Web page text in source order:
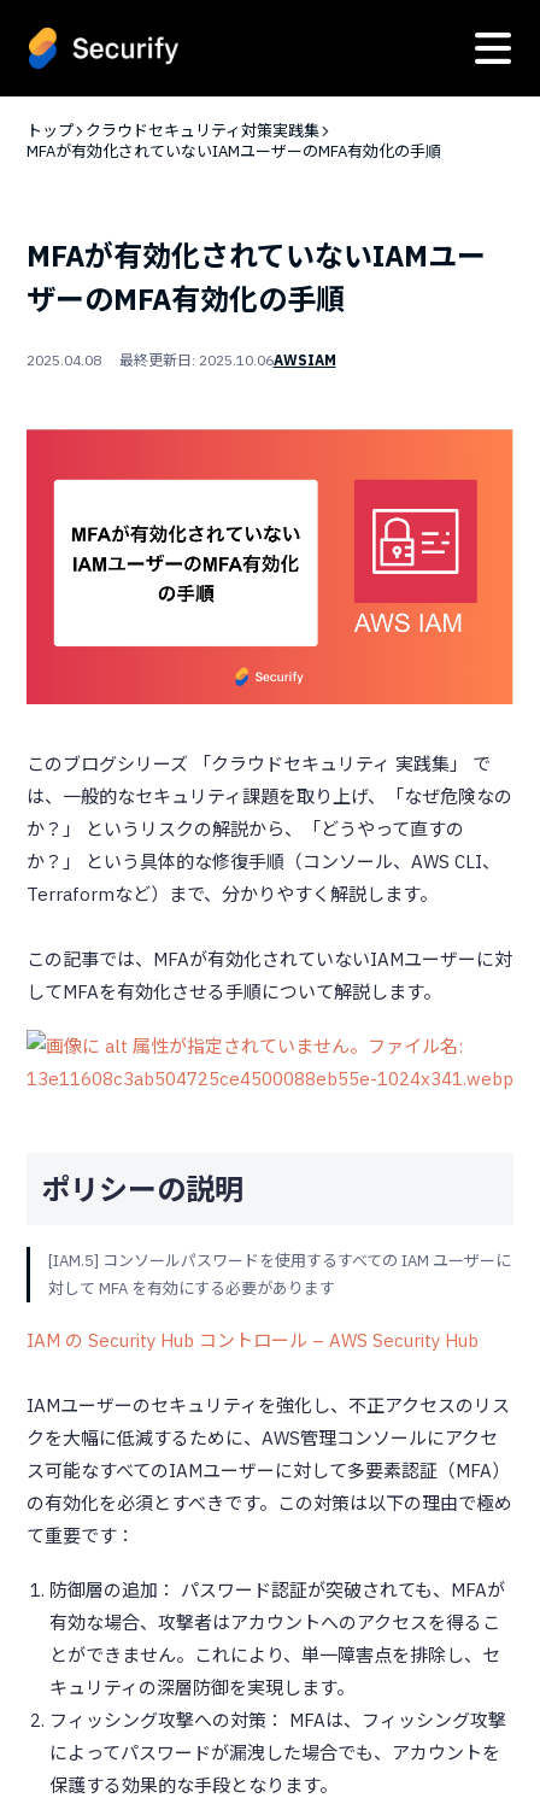
トップ
クラウドセキュリティ対策実践集
MFAが有効化されていないIAMユーザーのMFA有効化の手順
MFAが有効化されていないIAMユー
ザーのMFA有効化の手順
2025.04.08 最終更新日: 2025.10.06AWSIAM
このブログシリーズ 「クラウドセキュリティ 実践集」 で
は、一般的なセキュリティ課題を取り上げ、「なぜ危険なの
か？」 というリスクの解説から、「どうやって直すの
か？」 という具体的な修復手順（コンソール、AWS CLI、
Terraformなど）まで、分かりやすく解説します。
この記事では、MFAが有効化されていないIAMユーザーに対
してMFAを有効化させる手順について解説します。
ポリシーの説明
[IAM.5] コンソールパスワードを使用するすべての IAM ユーザーに
対して MFA を有効にする必要があります
IAM の Security Hub コントロール – AWS Security Hub
IAMユーザーのセキュリティを強化し、不正アクセスのリス
クを大幅に低減するために、AWS管理コンソールにアクセ
ス可能なすべてのIAMユーザーに対して多要素認証（MFA）
の有効化を必須とすべきです。この対策は以下の理由で極め
て重要です：
防御層の追加： パスワード認証が突破されても、MFAが
有効な場合、攻撃者はアカウントへのアクセスを得るこ
とができません。これにより、単一障害点を排除し、セ
キュリティの深層防御を実現します。
フィッシング攻撃への対策： MFAは、フィッシング攻撃
によってパスワードが漏洩した場合でも、アカウントを
保護する効果的な手段となります。